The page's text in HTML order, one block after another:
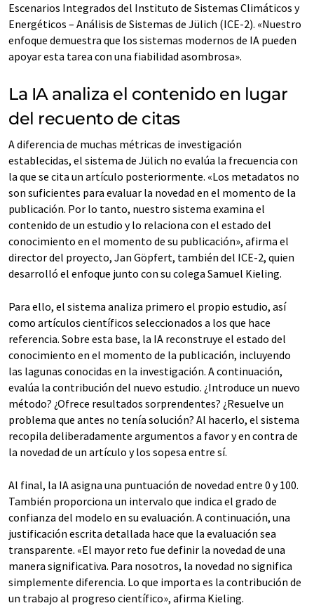
Escenarios Integrados del Instituto de Sistemas Climáticos y
Energéticos – Análisis de Sistemas de Jülich (ICE-2). «Nuestro
enfoque demuestra que los sistemas modernos de IA pueden
apoyar esta tarea con una fiabilidad asombrosa».
La IA analiza el contenido en lugar
del recuento de citas
A diferencia de muchas métricas de investigación
establecidas, el sistema de Jülich no evalúa la frecuencia con
la que se cita un artículo posteriormente. «Los metadatos no
son suficientes para evaluar la novedad en el momento de la
publicación. Por lo tanto, nuestro sistema examina el
contenido de un estudio y lo relaciona con el estado del
conocimiento en el momento de su publicación», afirma el
director del proyecto, Jan Göpfert, también del ICE-2, quien
desarrolló el enfoque junto con su colega Samuel Kieling.
Para ello, el sistema analiza primero el propio estudio, así
como artículos científicos seleccionados a los que hace
referencia. Sobre esta base, la IA reconstruye el estado del
conocimiento en el momento de la publicación, incluyendo
las lagunas conocidas en la investigación. A continuación,
evalúa la contribución del nuevo estudio. ¿Introduce un nuevo
método? ¿Ofrece resultados sorprendentes? ¿Resuelve un
problema que antes no tenía solución? Al hacerlo, el sistema
recopila deliberadamente argumentos a favor y en contra de
la novedad de un artículo y los sopesa entre sí.
Al final, la IA asigna una puntuación de novedad entre 0 y 100.
También proporciona un intervalo que indica el grado de
confianza del modelo en su evaluación. A continuación, una
justificación escrita detallada hace que la evaluación sea
transparente. «El mayor reto fue definir la novedad de una
manera significativa. Para nosotros, la novedad no significa
simplemente diferencia. Lo que importa es la contribución de
un trabajo al progreso científico», afirma Kieling.